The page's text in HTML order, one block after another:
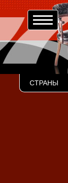
СТРАНЫ